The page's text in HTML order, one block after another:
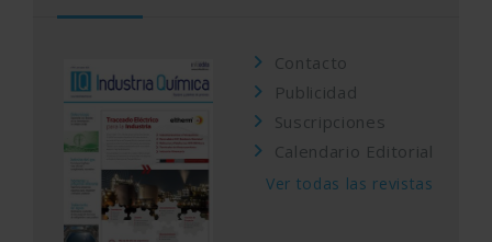
Contacto
Publicidad
Suscripciones
Calendario Editorial
Ver todas las revistas